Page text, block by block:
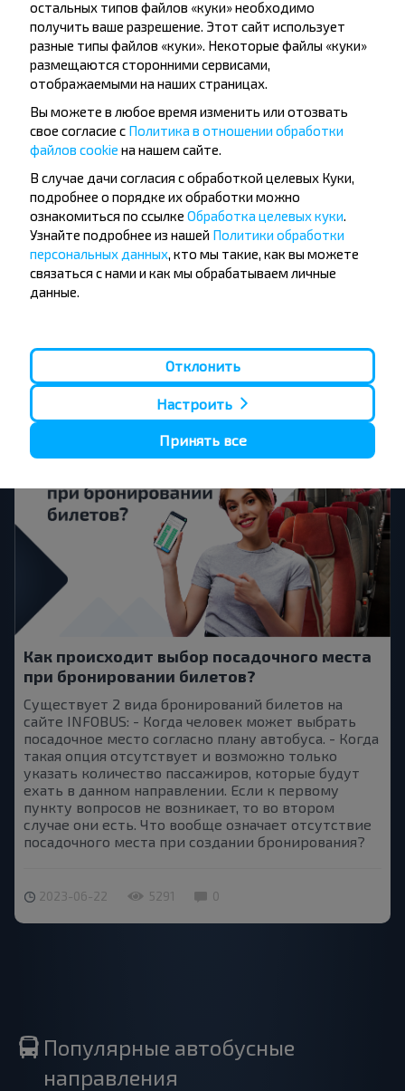
Коронавирус:актуальная информация о
границах
Комментарии
Написать комментарий
Оставлять комментарии могут только
зарегистрированные пользователи
Логин
Зарегистрироваться
Вам также может быть интересно
Как происходит выбор посадочного места
при бронировании билетов?
Существует 2 вида бронирований билетов на
сайте INFOBUS: - Когда человек может выбрать
посадочное место согласно плану автобуса. - Когда
такая опция отсутствует и возможно только
указать количество пассажиров, которые будут
ехать в данном направлении. Если к первому
пункту вопросов не возникает, то во втором
случае они есть. Что вообще означает отсутствие
посадочного места при создании бронирования?
2023-06-22 5291 0
Популярные автобусные
направления
остальных типов файлов «куки» необходимо
получить ваше разрешение. Этот сайт использует
разные типы файлов «куки». Некоторые файлы «куки»
размещаются сторонними сервисами,
отображаемыми на наших страницах.
Вы можете в любое время изменить или отозвать
свое согласие с Политика в отношении обработки
файлов cookie на нашем сайте.
В случае дачи согласия с обработкой целевых Куки,
подробнее о порядке их обработки можно
ознакомиться по ссылке Обработка целевых куки
Узнайте подробнее из нашей Политики обработки
персональных данных , кто мы такие, как вы можете
связаться с нами и как мы обрабатываем личные
данные.
Отклонить
Настроить
Принять все